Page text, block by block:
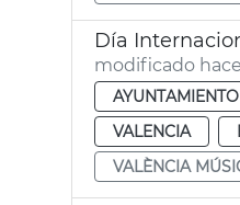
Día
modificado
AYUNTAMIENTO
VALENCIA
VALÈNCIA